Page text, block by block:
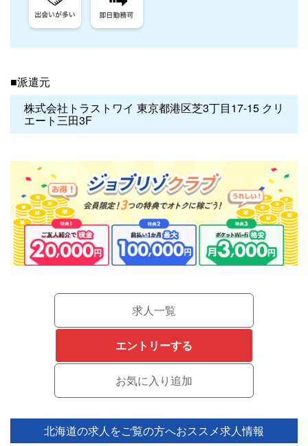
■派遣元
株式会社トラストワイ 東京都港区芝3丁目17-15 クリ
エート三田3F
求人一覧
エントリーする
北海道の求人をご覧の方へおススメ求人情報